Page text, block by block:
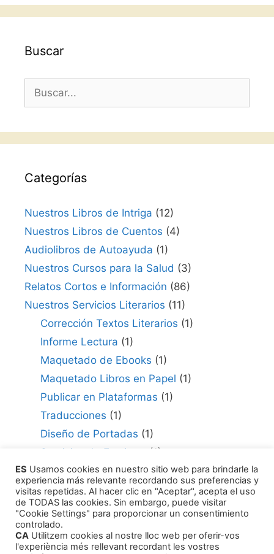
Buscar
Buscar:
Categorías
Nuestros Libros de Intriga (12)
Nuestros Libros de Cuentos (4)
Audiolibros de Autoayuda (1)
Nuestros Cursos para la Salud (3)
Relatos Cortos e Información (86)
Nuestros Servicios Literarios (11)
Corrección Textos Literarios (1)
Informe Lectura (1)
Maquetado de Ebooks (1)
Maquetado Libros en Papel (1)
Publicar en Plataformas (1)
Traducciones (1)
Diseño de Portadas (1)
Servicios de Escritura
(1)
Consultor para Edición (1)
Cómo Publicar tu Obra (1)
Agentes Literarios(1)
ES Usamos cookies en nuestro sitio web para brindarle la
experiencia más relevante recordando sus preferencias y
visitas repetidas. Al hacer clic en "Aceptar", acepta el uso
de TODAS las cookies. Sin embargo, puede visitar
"Cookie Settings" para proporcionar un consentimiento
controlado.
CA Utilitzem cookies al nostre lloc web per oferir-vos
l'experiència més rellevant recordant les vostres